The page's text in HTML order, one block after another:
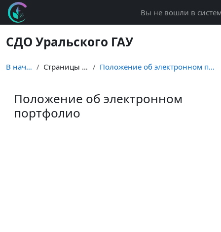
Перейти к основному содержанию
Вы не вошли в
СДО Уральского ГАУ
В начало Страницы сайта Положение об электронном портфолио
Положение об электронном
портфолио